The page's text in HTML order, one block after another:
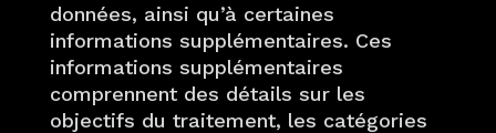
données, ainsi qu’à certaines
informations supplémentaires. Ces
informations supplémentaires
comprennent des détails sur les
objectifs du traitement, les catégories